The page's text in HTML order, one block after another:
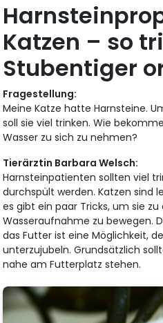
Katzen – so
Stubentiger
Fragestellung:
Meine Katze hatte Harnsteine.
soll sie viel trinken. Wie
Wasser zu sich zu nehmen?
Tierärztin Barbara Welsch:
Harnsteinpatienten sollten viel
durchspült werden. Katzen sind
es gibt ein paar Tricks, um sie
Wasseraufnahme zu bewegen.
das Futter ist eine Möglichkeit,
unterzujubeln. Grundsätzlich
nahe am Futterplatz stehen.